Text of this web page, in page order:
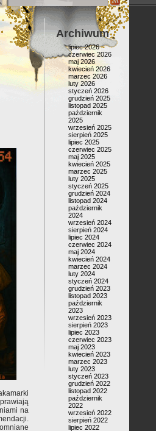
na
Archiwum
lipiec 2026
czerwiec 2026
maj 2026
kwiecień 2026
marzec 2026
luty 2026
styczeń 2026
grudzień 2025
listopad 2025
październik
2025
wrzesień 2025
sierpień 2025
lipiec 2025
czerwiec 2025
maj 2025
kwiecień 2025
marzec 2025
luty 2025
styczeń 2025
grudzień 2024
listopad 2024
październik
2024
wrzesień 2024
sierpień 2024
lipiec 2024
czerwiec 2024
maj 2024
kwiecień 2024
marzec 2024
luty 2024
styczeń 2024
grudzień 2023
listopad 2023
październik
2023
wrzesień 2023
sierpień 2023
lipiec 2023
czerwiec 2023
maj 2023
kwiecień 2023
marzec 2023
luty 2023
styczeń 2023
grudzień 2022
listopad 2022
październik
2022
wrzesień 2022
sierpień 2022
lipiec 2022